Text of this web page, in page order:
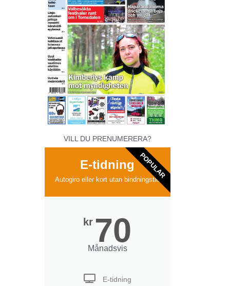
VILL DU PRENUMERERA?
E-tidning
Autogiro eller kort utan bindningstid
kr 70
Månadsvis
E-tidning
POPULAR